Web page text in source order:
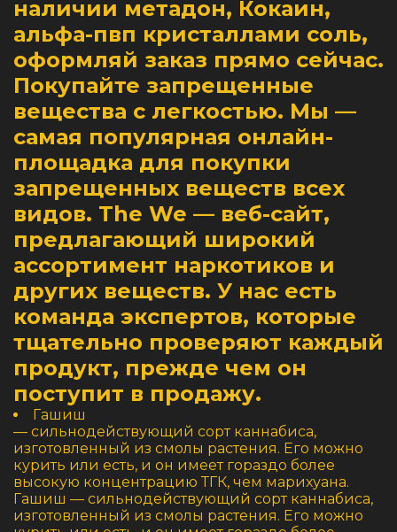
наличии метадон, Кокаин,
альфа-пвп кристаллами соль,
оформляй заказ прямо сейчас.
Покупайте запрещенные
вещества с легкостью. Мы —
самая популярная онлайн-
площадка для покупки
запрещенных веществ всех
видов. The We — веб-сайт,
предлагающий широкий
ассортимент наркотиков и
других веществ. У нас есть
команда экспертов, которые
тщательно проверяют каждый
продукт, прежде чем он
поступит в продажу.
Гашиш
— сильнодействующий сорт каннабиса,
изготовленный из смолы растения. Его можно
курить или есть, и он имеет гораздо более
высокую концентрацию ТГК, чем марихуана.
Гашиш — сильнодействующий сорт каннабиса,
изготовленный из смолы растения. Его можно